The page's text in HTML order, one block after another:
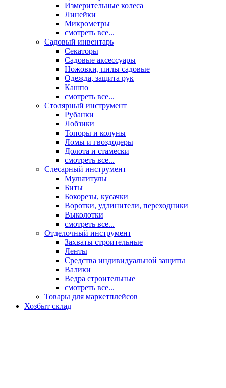
Измерительные колеса
Линейки
Микрометры
смотреть все...
Садовый инвентарь
Секаторы
Садовые аксессуары
Ножовки, пилы садовые
Одежда, защита рук
Кашпо
смотреть все...
Столярный инструмент
Рубанки
Лобзики
Топоры и колуны
Ломы и гвоздодеры
Долота и стамески
смотреть все...
Слесарный инструмент
Мультитулы
Биты
Бокорезы, кусачки
Воротки, удлинители, переходники
Выколотки
смотреть все...
Отделочный инструмент
Захваты строительные
Ленты
Средства индивидуальной защиты
Валики
Ведра строительные
смотреть все...
Товары для маркетплейсов
Хозбыт склад